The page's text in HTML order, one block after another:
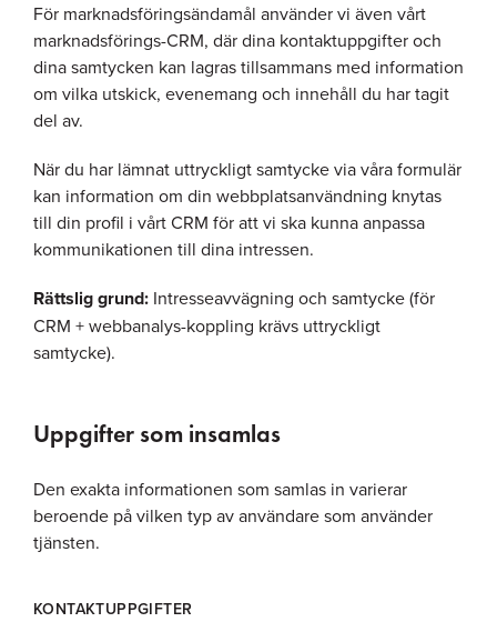
För marknadsföringsändamål använder vi även vårt
marknadsförings-CRM, där dina kontaktuppgifter och
dina samtycken kan lagras tillsammans med information
om vilka utskick, evenemang och innehåll du har tagit
del av.
När du har lämnat uttryckligt samtycke via våra formulär
kan information om din webbplatsanvändning knytas
till din profil i vårt CRM för att vi ska kunna anpassa
kommunikationen till dina intressen.
Rättslig grund: Intresseavvägning och samtycke (för
CRM + webbanalys-koppling krävs uttryckligt
samtycke).
Uppgifter som insamlas
Den exakta informationen som samlas in varierar
beroende på vilken typ av användare som använder
tjänsten.
KONTAKTUPPGIFTER